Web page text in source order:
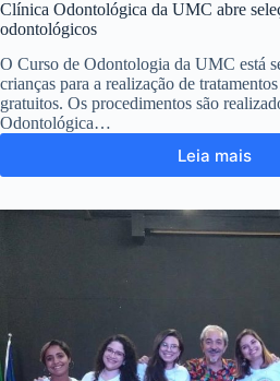
Clínica Odontológica da UMC abre
odontológicos
O Curso de Odontologia da UMC está
crianças para a realização de
gratuitos. Os procedimentos são
Odontológica…
Leia mais